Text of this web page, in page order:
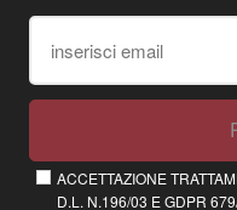
ACCETTAZIONE
D.L. N.196/03 E GDPR